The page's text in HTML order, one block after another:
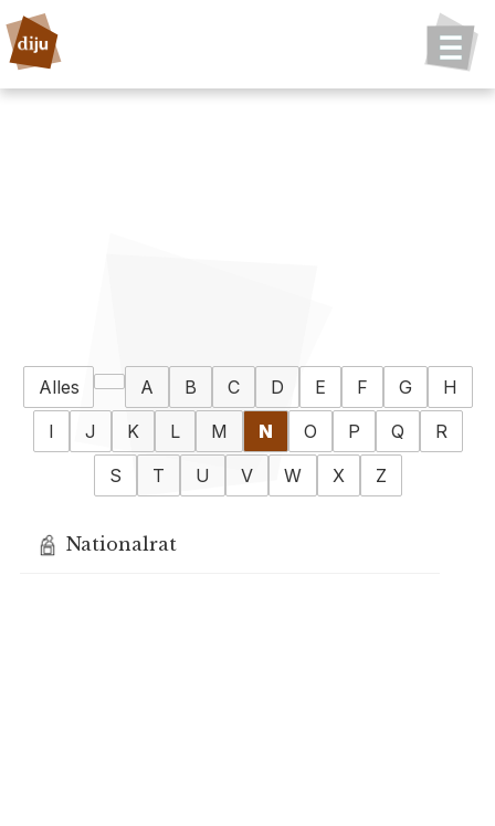
Alles A B C D E F G
H
I
J K L M N O P Q
R
S
T U V W X Z
Nationalrat